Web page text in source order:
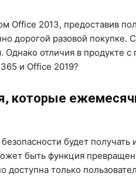
Office 2013, предоставив
дорогой разовой покупке.
отличия в продукте с
и Office 2019?
которые
будет получать
быть функция
доступна только